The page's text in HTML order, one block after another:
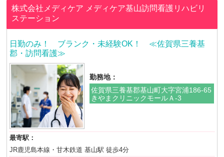
株式会社メディケア メディケア基山訪問看護リハビリ
ステーション
日勤のみ！ ブランク・未経験OK！ ≪佐賀県三養基
郡・訪問看護≫
勤務地：
佐賀県三養基郡基山町大字宮浦186-65
きやまクリニックモールＡ-3
最寄駅：
JR鹿児島本線・甘木鉄道 基山駅 徒歩4分